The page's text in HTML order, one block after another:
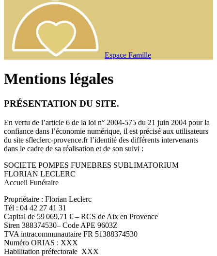
Espace Famille
Mentions légales
PRÉSENTATION DU SITE.
En vertu de l’article 6 de la loi n° 2004-575 du 21 juin 2004 pour la
confiance dans l’économie numérique, il est précisé aux utilisateurs
du site sfleclerc-provence.fr l’identité des différents intervenants
dans le cadre de sa réalisation et de son suivi :
SOCIETE POMPES FUNEBRES SUBLIMATORIUM
FLORIAN LECLERC
Accueil Funéraire
Propriétaire : Florian Leclerc
Tél : 04 42 27 41 31
Capital de 59 069,71 € – RCS de Aix en Provence
Siren 388374530– Code APE 9603Z
TVA intracommunautaire FR 51388374530
Numéro ORIAS : XXX
Habilitation préfectorale XXX